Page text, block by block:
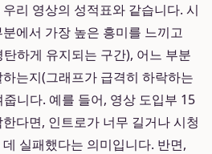
리 영상의 성적표와 같습니다. 시
에서 가장 높은 흥미를 느끼고
하게 유지되는 구간), 어느 부분
는지(그래프가 급격히 하락하는
니다. 예를 들어, 영상 도입부 15
다면, 인트로가 너무 길거나 시청
실패했다는 의미입니다. 반면,